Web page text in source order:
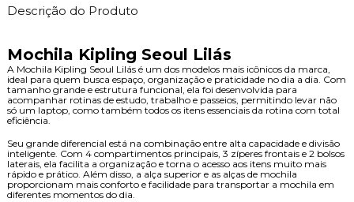
Descrição do Produto
Mochila Kipling Seoul Lilás
A Mochila Kipling Seoul Lilás é um dos modelos mais icônicos da marca,
ideal para quem busca espaço, organização e praticidade no dia a dia. Com
tamanho grande e estrutura funcional, ela foi desenvolvida para
acompanhar rotinas de estudo, trabalho e passeios, permitindo levar não
só um laptop, como também todos os itens essenciais da rotina com total
eficiência.
Seu grande diferencial está na combinação entre alta capacidade e divisão
inteligente. Com 4 compartimentos principais, 3 zíperes frontais e 2 bolsos
laterais, ela facilita a organização e torna o acesso aos itens muito mais
rápido e prático. Além disso, a alça superior e as alças de mochila
proporcionam mais conforto e facilidade para transportar a mochila em
diferentes momentos do dia.